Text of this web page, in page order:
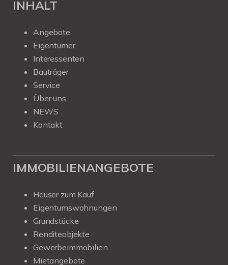
INHALT
Angebote
Eigentümer
Interessenten
Bauträger
Service
Über uns
NEWS
Kontakt
IMMOBILIENANGEBOTE
Häuser zum Kauf
Eigentumswohnungen
Grundstücke
Renditeobjekte
Gewerbeimmobilien
Mietangebote